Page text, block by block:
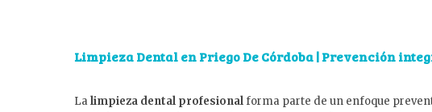
Limpieza Dental en Priego De Córdoba | Prevención
Lalimpieza dental profesional forma parte de un enfoque